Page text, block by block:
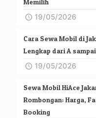
19/05/2026
Cara Sewa Mobil di
Lengkap dari A
19/05/2026
Sewa Mobil HiAce
Rombongan: Harga,
Booking